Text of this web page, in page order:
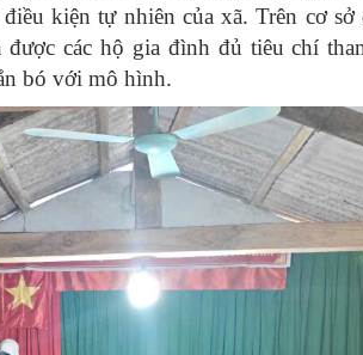
kiện tự nhiên của xã. Trên cơ sở
được các hộ gia đình đủ tiêu chí
bó với mô hình.